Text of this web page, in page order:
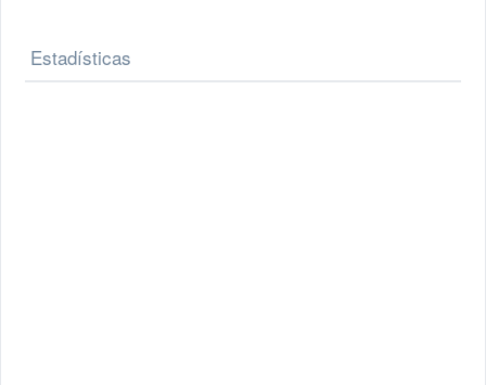
Estadísticas